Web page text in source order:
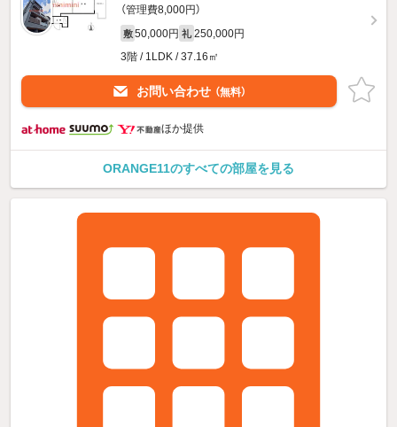
（管理費8,000円）
敷 50,000円 礼 250,000円
3階 / 1LDK / 37.16㎡
お問い合わせ （無料）
ほか提供
ORANGE11のすべての部屋を見る